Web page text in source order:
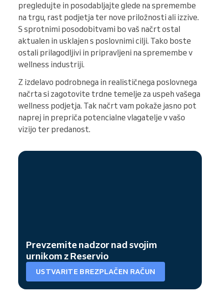
pregledujte in posodabljajte glede na spremembe
na trgu, rast podjetja ter nove priložnosti ali izzive.
S sprotnimi posodobitvami bo vaš načrt ostal
aktualen in usklajen s poslovnimi cilji. Tako boste
ostali prilagodljivi in pripravljeni na spremembe v
wellness industriji.
Z izdelavo podrobnega in realističnega poslovnega
načrta si zagotovite trdne temelje za uspeh vašega
wellness podjetja. Tak načrt vam pokaže jasno pot
naprej in prepriča potencialne vlagatelje v vašo
vizijo ter predanost.
Prevzemite nadzor nad svojim
urnikom z Reservio
USTVARITE BREZPLAČEN RAČUN